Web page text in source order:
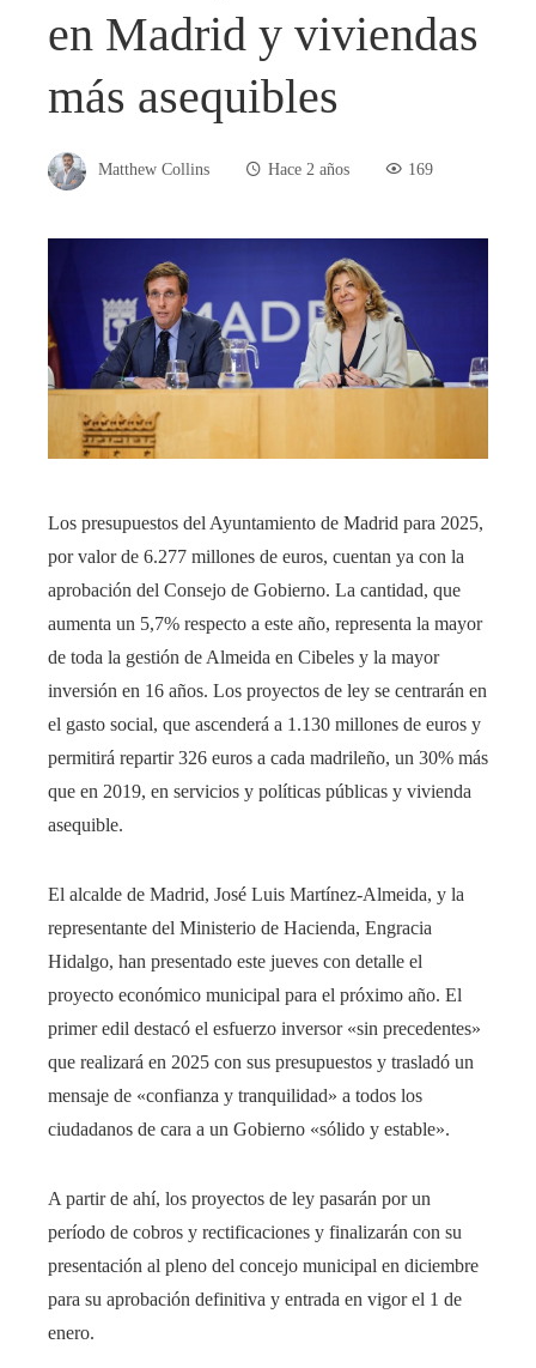
en Madrid y viviendas
más asequibles
Matthew Collins Hace 2 años 169
Los presupuestos del Ayuntamiento de Madrid para 2025,
por valor de 6.277 millones de euros, cuentan ya con la
aprobación del Consejo de Gobierno. La cantidad, que
aumenta un 5,7% respecto a este año, representa la mayor
de toda la gestión de Almeida en Cibeles y la mayor
inversión en 16 años. Los proyectos de ley se centrarán en
el gasto social, que ascenderá a 1.130 millones de euros y
permitirá repartir 326 euros a cada madrileño, un 30% más
que en 2019, en servicios y políticas públicas y vivienda
asequible.
El alcalde de Madrid, José Luis Martínez-Almeida, y la
representante del Ministerio de Hacienda, Engracia
Hidalgo, han presentado este jueves con detalle el
proyecto económico municipal para el próximo año. El
primer edil destacó el esfuerzo inversor «sin precedentes»
que realizará en 2025 con sus presupuestos y trasladó un
mensaje de «confianza y tranquilidad» a todos los
ciudadanos de cara a un Gobierno «sólido y estable».
A partir de ahí, los proyectos de ley pasarán por un
período de cobros y rectificaciones y finalizarán con su
presentación al pleno del concejo municipal en diciembre
para su aprobación definitiva y entrada en vigor el 1 de
enero.